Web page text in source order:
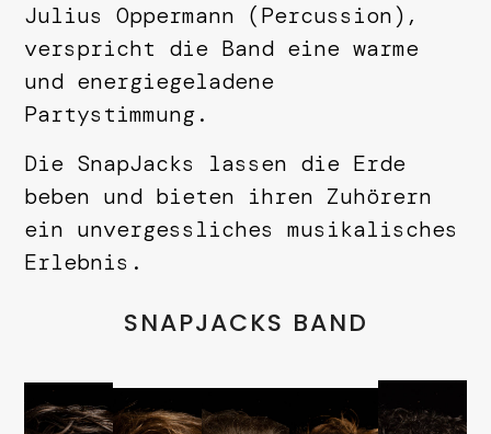
Julius Oppermann (Percussion),
verspricht die Band eine warme
und energiegeladene
Partystimmung.
Die SnapJacks lassen die Erde
beben und bieten ihren Zuhörern
ein unvergessliches musikalisches
Erlebnis.
SNAPJACKS BAND